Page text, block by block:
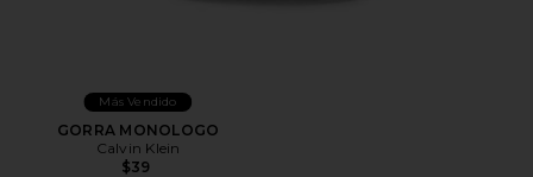
Más Vendido
GORRA MONOLOGO
Calvin Klein
$39